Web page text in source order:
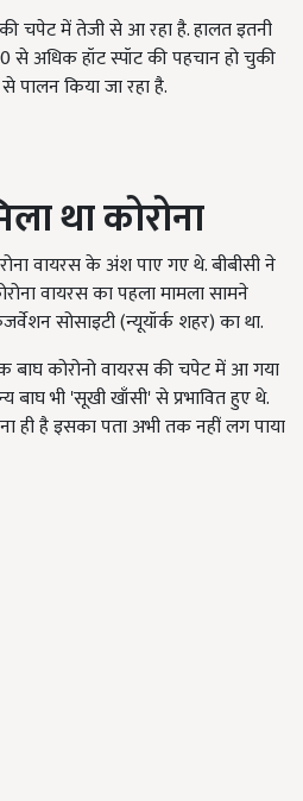
चपेट में तेजी से आ रहा है. हालत इतनी
अधिक हॉट स्पॉट की पहचान हो चुकी
पालन किया जा रहा है.
था कोरोना
वायरस के अंश पाए गए थे. बीबीसी ने
वायरस का पहला मामला सामने
सोसाइटी (न्यूयॉर्क शहर) का था.
बाघ कोरोनो वायरस की चपेट में आ गया
बाघ भी 'सूखी खाँसी' से प्रभावित हुए थे.
ही है इसका पता अभी तक नहीं लग पाया